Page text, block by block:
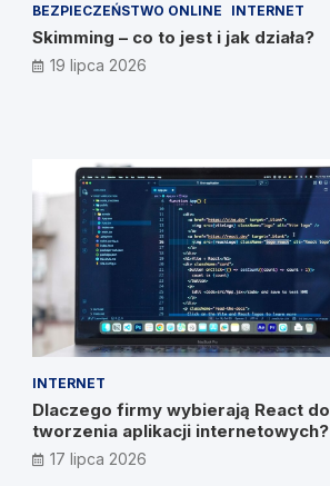
BEZPIECZEŃSTWO ONLINE INTERNET
Skimming – co to jest i jak działa?
19 lipca 2026
INTERNET
Dlaczego firmy wybierają React do
tworzenia aplikacji internetowych?
17 lipca 2026